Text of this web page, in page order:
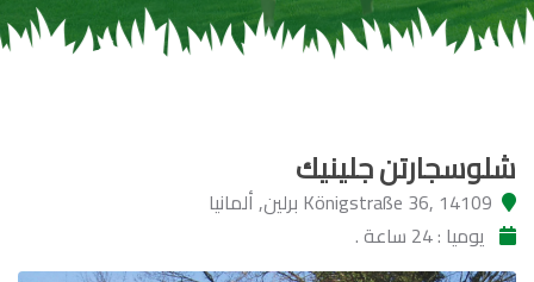
شلوسجارتن جلينيك
Königstraße 36, 14109 برلين, ألمانيا
يوميا : 24 ساعة .